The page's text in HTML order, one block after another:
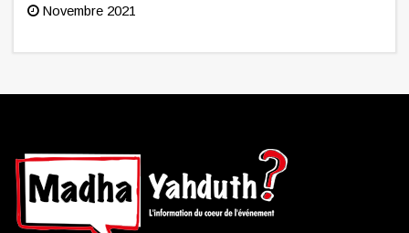
Novembre 2021